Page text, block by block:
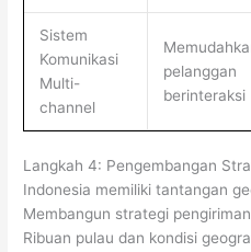
Sistem
Komunikasi
Multi-
channel
pelanggan
berinteraksi
Langkah 4: Pengembangan
Indonesia memiliki tantangan
Membangun strategi
Ribuan pulau dan kondisi